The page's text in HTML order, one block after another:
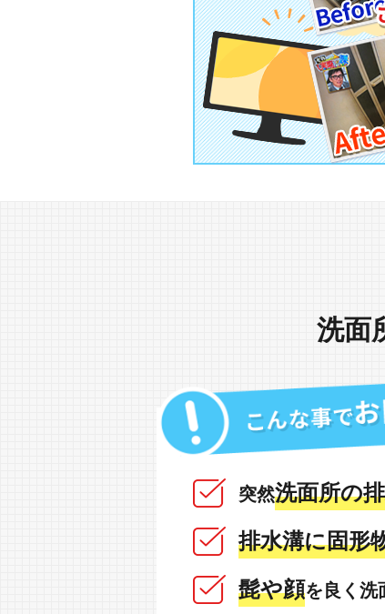
洗面
突然洗面所の
排水溝に固形
髭や顔を良く洗